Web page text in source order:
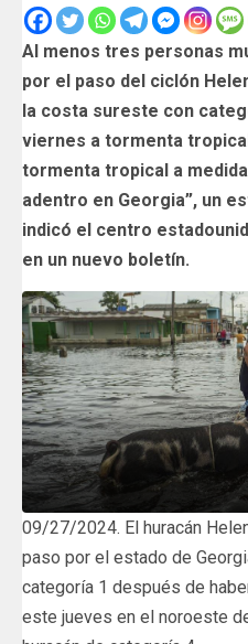
Al menos tres personas
por el paso del ciclón
la costa sureste con
viernes a tormenta
tormenta tropical a
adentro en Georgia”, un
indicó el centro
en un nuevo boletín.
09/27/2024. El huracán
paso por el estado de
categoría 1 después de
este jueves en el noroeste